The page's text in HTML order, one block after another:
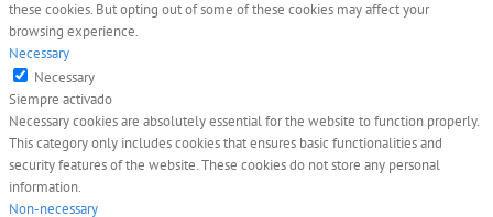
these cookies. But opting out of some of these cookies may affect your
browsing experience.
Necessary
Necessary
Siempre activado
Necessary cookies are absolutely essential for the website to function properly.
This category only includes cookies that ensures basic functionalities and
security features of the website. These cookies do not store any personal
information.
Non-necessary